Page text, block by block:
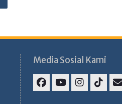
Media Sosial Kami